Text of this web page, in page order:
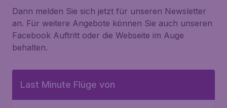
Dann melden Sie sich jetzt für unseren Newsletter
an. Für weitere Angebote können Sie auch unseren
Facebook Auftritt oder die Webseite im Auge
behalten.
Last Minute Flüge von